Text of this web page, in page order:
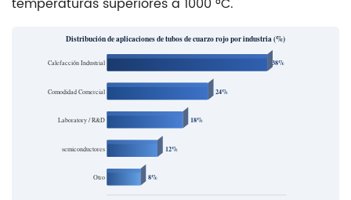
de
infrarrojos
4.4
Instrumentos
vidrio
especializados
Distribución de aplicaciones de tubos de cuarzo rojo por industria (%)
Calefacción Industrial 38%
Comodidad Comercial 24%
Laboratory / R&D 18%
semiconductores 12%
Otro 8%